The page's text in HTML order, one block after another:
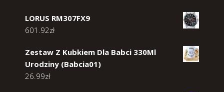
LORUS RM307FX9
601.92zł
Zestaw Z Kubkiem Dla Babci 330Ml
Urodziny (Babcia01)
26.99zł